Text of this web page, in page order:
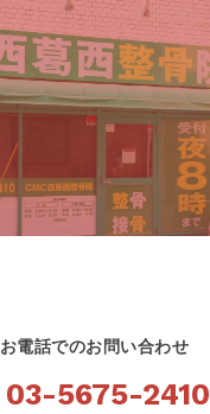
お電話でのお問い合わせ
03-5675-2410